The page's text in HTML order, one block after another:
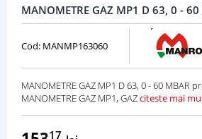
MANOMETRE GAZ MP1 D 63, 0 -
Cod: MANMP163060
MANOMETRE GAZ MP1 D 63, 0 - 60 MBAR
MANOMETRE GAZ MP1, GAZciteste mai
17